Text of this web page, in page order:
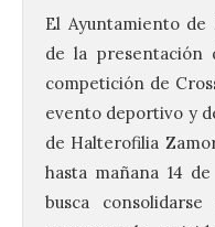
El Ayuntamiento
de la presentación
competición de
evento deportivo y
de Halterofilia
hasta mañana 14
busca